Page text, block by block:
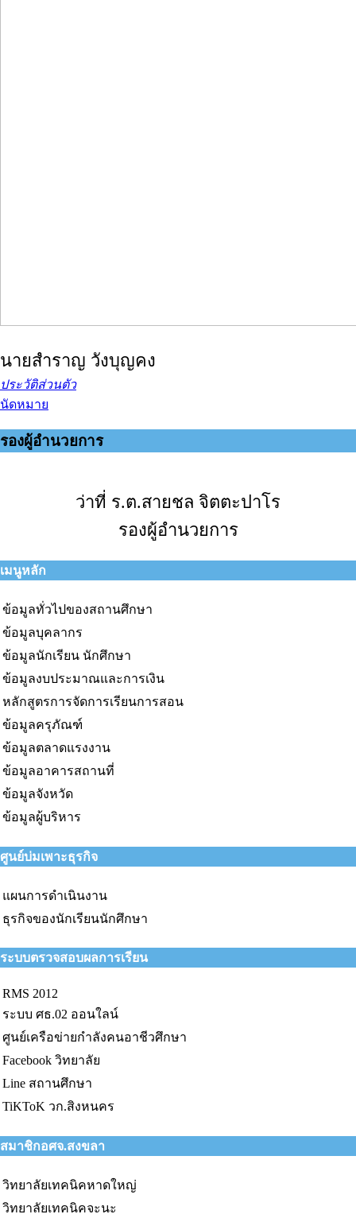
นายสำราญ วังบุญคง
ประวัติส่วนตัว
นัดหมาย
รองผู้อำนวยการ
ว่าที่ ร.ต.สายชล จิตตะปาโร
รองผู้อำนวยการ
เมนูหลัก
ข้อมูลทั่วไปของสถานศึกษา
ข้อมูลบุคลากร
ข้อมูลนักเรียน นักศึกษา
ข้อมูลงบประมาณและการเงิน
หลักสูตรการจัดการเรียนการสอน
ข้อมูลครุภัณฑ์
ข้อมูลตลาดแรงงาน
ข้อมูลอาคารสถานที่
ข้อมูลจังหวัด
ข้อมูลผู้บริหาร
ศูนย์บ่มเพาะธุรกิจ
แผนการดำเนินงาน
ธุรกิจของนักเรียนนักศึกษา
ระบบตรวจสอบผลการเรียน
RMS 2012
ระบบ ศธ.02 ออนใลน์
ศูนย์เครือข่ายกำลังคนอาชีวศึกษา
Facebook วิทยาลัย
Line สถานศึกษา
TiKToK วก.สิงหนคร
สมาชิกอศจ.สงขลา
วิทยาลัยเทคนิคหาดใหญ่
วิทยาลัยเทคนิคจะนะ